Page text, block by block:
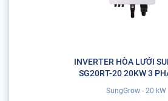
INVERTER HÒA LƯỚI
SG20RT-20 20KW 3
SungGrow - 20 kW